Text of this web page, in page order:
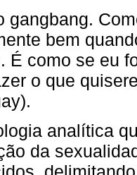
gangbang.
bem
É como se eu
o que
analítica
da